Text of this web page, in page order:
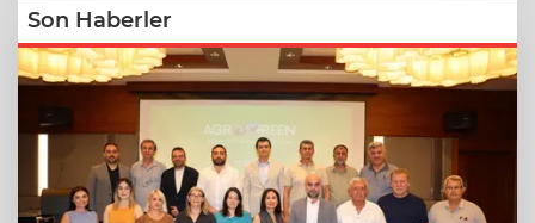
Son Haberler